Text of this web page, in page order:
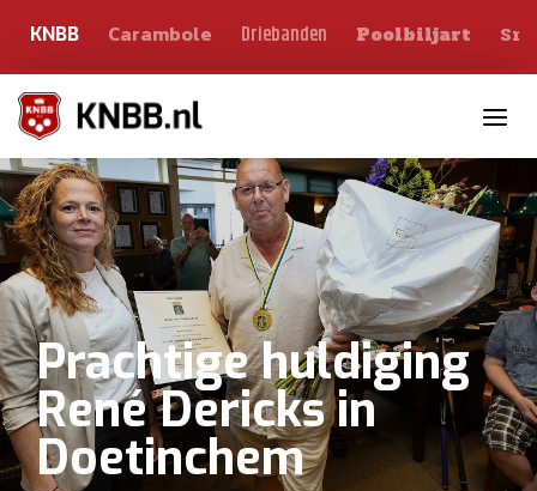
KNBB Carambole Driebanden Poolbiljart
Prachtige huldiging
René Dericks in
Doetinchem